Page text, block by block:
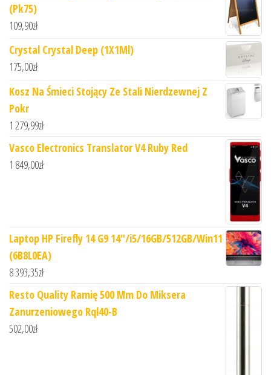
(Pk75)
109,90zł
Crystal Crystal Deep (1X1Ml)
175,00zł
Kosz Na Śmieci Stojący Ze Stali Nierdzewnej Z
Pokr
1 279,99zł
Vasco Electronics Translator V4 Ruby Red
1 849,00zł
Laptop HP Firefly 14 G9 14"/i5/16GB/512GB/Win11
(6B8L0EA)
8 393,35zł
Resto Quality Ramię 500 Mm Do Miksera
Zanurzeniowego Rql40-B
502,00zł